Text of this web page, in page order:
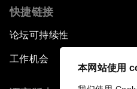
本网站使用
快捷链接
论坛可持续性
工作机会